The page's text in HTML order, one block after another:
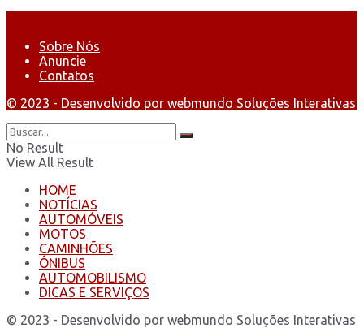
Sobre Nós
Anuncie
Contatos
© 2023 - Desenvolvido por webmundo Soluções Interativas
No Result
View All Result
HOME
NOTÍCIAS
AUTOMÓVEIS
MOTOS
CAMINHÕES
ÔNIBUS
AUTOMOBILISMO
DICAS E SERVIÇOS
© 2023 - Desenvolvido por webmundo Soluções Interativas